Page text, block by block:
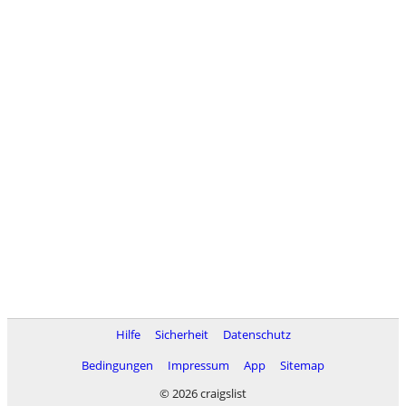
Hilfe Sicherheit
Datenschutz
Bedingungen
Impressum App
Sitemap
© 2026 craigslist